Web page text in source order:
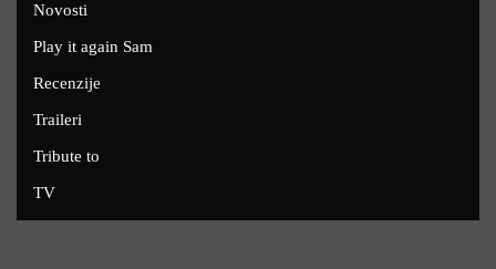
Novosti
Play it again Sam
Recenzije
Traileri
Tribute to
TV